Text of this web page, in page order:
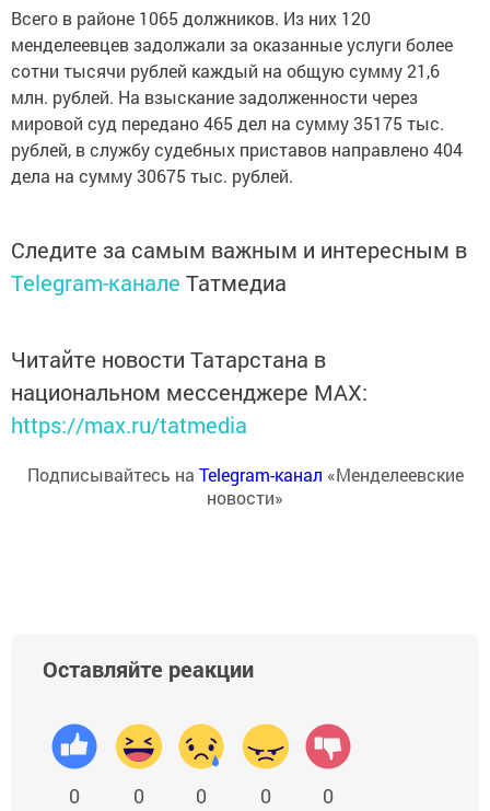
Всего в районе 1065 должников. Из них 120
менделеевцев задолжали за оказанные услуги более
сотни тысячи рублей каждый на общую сумму 21,6
млн. рублей. На взыскание задолженности через
мировой суд передано 465 дел на сумму 35175 тыс.
рублей, в службу судебных приставов направлено 404
дела на сумму 30675 тыс. рублей.
Следите за самым важным и интересным в
Telegram-канале Татмедиа
Читайте новости Татарстана в
национальном мессенджере MАХ:
https://max.ru/tatmedia
Подписывайтесь на Telegram-канал «Менделеевские
новости»
Оставляйте реакции
0 0 0 0 0